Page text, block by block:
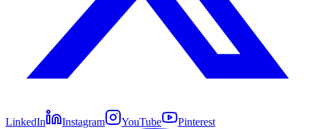
LinkedIn Instagram YouTube Pinterest